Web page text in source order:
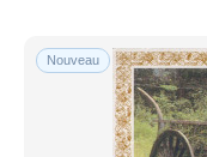
Nouveau